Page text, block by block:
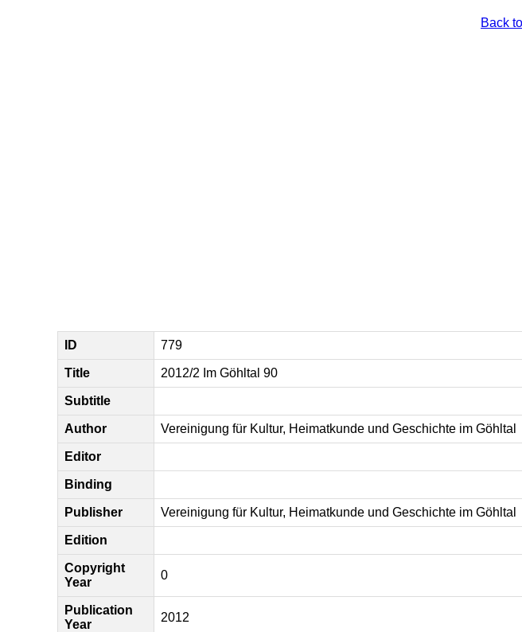
Back
ID 779
Title 2012/2 Im Göhltal 90
Subtitle
Author Vereinigung für Kultur, Heimatkunde und Geschichte im Göhltal
Editor
Binding
Publisher Vereinigung für Kultur, Heimatkunde und Geschichte im Göhltal
Edition
Copyright
Year
0
Publication
Year
2012